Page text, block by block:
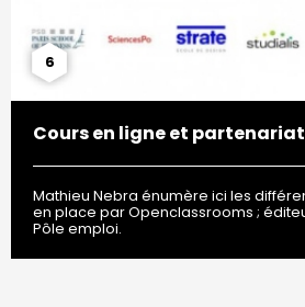
6
Cours en ligne et
Mathieu Nebra énumère ici les
en place par Openclassrooms ;
Pôle emploi.